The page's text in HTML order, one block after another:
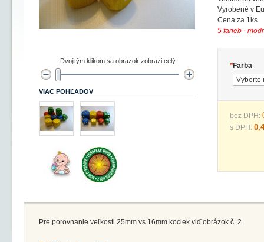
Vyrobené v
Cena za 1ks.
5 farieb -
*Farba
bez DPH:
s DPH:
Dvojitým klikom sa obrazok zobrazi celý
VIAC POHĽADOV
Pre porovnanie veľkosti 25mm vs 16mm kociek viď obrázok č. 2